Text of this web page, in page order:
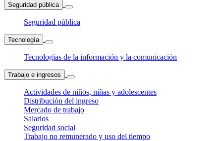
Seguridad pública
Seguridad pública
Tecnología
Tecnologías de la información y la comunicación
Trabajo e ingresos
Actividades de niños, niñas y adolescentes
Distribución del ingreso
Mercado de trabajo
Salarios
Seguridad social
Trabajo no remunerado y uso del tiempo